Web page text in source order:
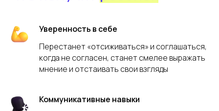
Уверенность в себе
Перестанет «отсиживаться» и соглашаться,
когда не согласен, станет смелее выражать
мнение и отстаивать свои взгляды
Коммуникативные навыки